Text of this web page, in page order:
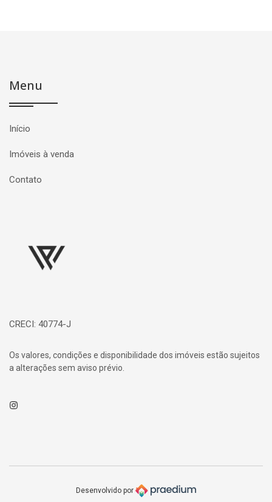
Menu
Início
Imóveis à venda
Contato
CRECI: 40774-J
Os valores, condições e disponibilidade dos imóveis estão sujeitos
a alterações sem aviso prévio.
Instagram
Desenvolvido por